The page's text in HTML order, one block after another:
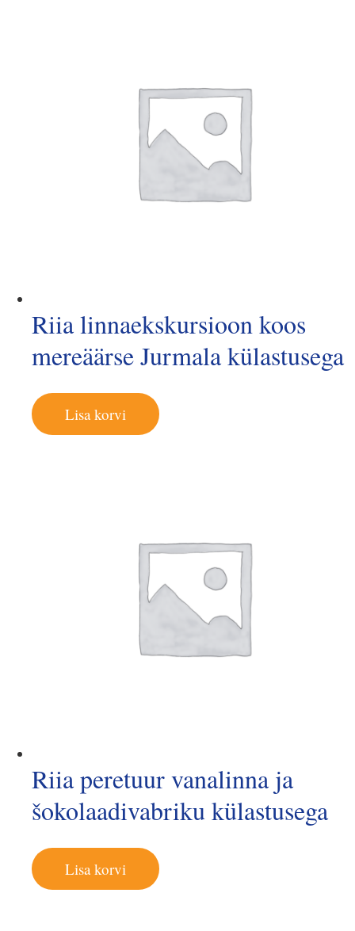
Riia linnaekskursioon koos
mereäärse Jurmala külastusega
Lisa korvi
Riia peretuur vanalinna ja
šokolaadivabriku külastusega
Lisa korvi